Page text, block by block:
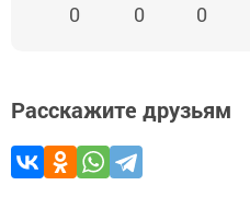
0 0 0
Расскажите друзьям